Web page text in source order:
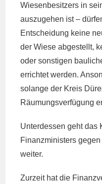
Wiesenbesitzers in
auszugehen ist –
Entscheidung keine
der Wiese abgestellt,
oder sonstigen
errichtet werden.
solange der Kreis
Räumungsverfügung
Unterdessen geht das
Finanzministers
weiter.
Zurzeit hat die